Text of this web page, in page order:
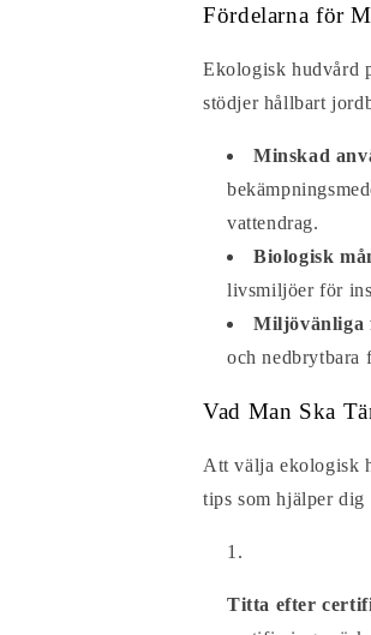
Fördelarna för
Ekologisk hudvård
stödjer hållbart
Minskad
vattendrag.
Biologisk
livsmiljöer för
Miljövänliga
och nedbrytbara
Vad Man Ska
Att välja ekologisk
tips som hjälper
Titta efter